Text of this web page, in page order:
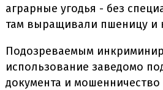
аграрные угодья - без
там выращивали пшеницу и
Подозреваемым
использование заведомо
документа и